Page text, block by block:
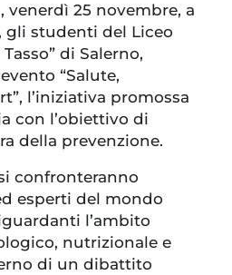
venerdì 25 novembre, a
gli studenti del Liceo
di Salerno,
“Salute,
l’iniziativa promossa
con l’obiettivo di
della prevenzione.
confronteranno
esperti del mondo
l’ambito
nutrizionale e
di un dibattito